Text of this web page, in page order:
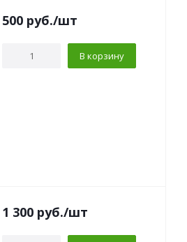
500 руб./шт
В корзину
1 300 руб./шт